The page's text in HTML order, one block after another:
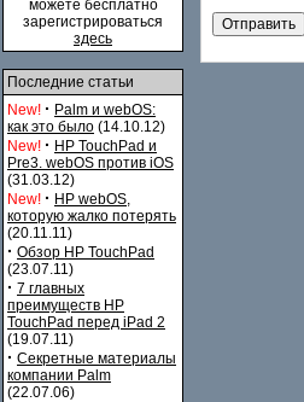
можете бесплатно
зарегистрироваться
здесь
Последние статьи
New! · Palm и webOS:
как это было (14.10.12)
New! · HP TouchPad и
Pre3. webOS против iOS
(31.03.12)
New! · HP webOS,
которую жалко потерять
(20.11.11)
· Обзор HP TouchPad
(23.07.11)
· 7 главных
преимуществ HP
TouchPad перед iPad 2
(19.07.11)
· Секретные материалы
компании Palm
(22.07.06)